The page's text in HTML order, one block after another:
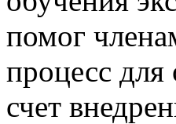
помог
процесс для
счет